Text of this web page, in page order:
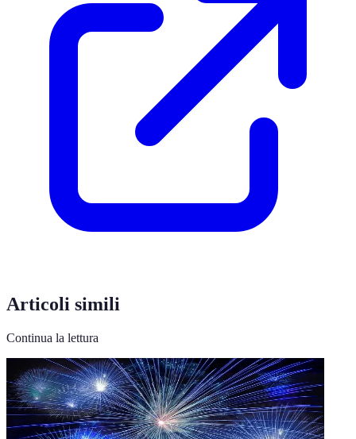
Articoli simili
Continua la lettura